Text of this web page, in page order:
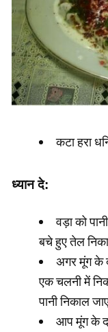
कटा हरा
ध्यान दे:
वड़ा को
बचे हुए तेल
अगर मूंग के
एक चलनी में
पानी निकाल
आप मूंग के